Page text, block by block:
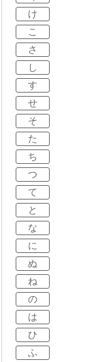
け
こ
さ
し
す
せ
そ
た
ち
つ
て
と
な
に
ぬ
ね
の
は
ひ
ふ